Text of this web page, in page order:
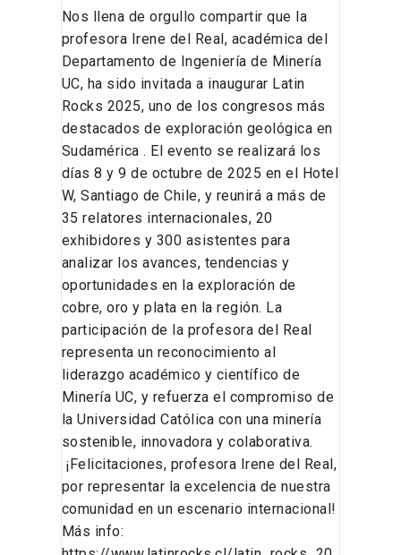
Nos llena de orgullo compartir que la
profesora Irene del Real, académica del
Departamento de Ingeniería de Minería
UC, ha sido invitada a inaugurar Latin
Rocks 2025, uno de los congresos más
destacados de exploración geológica en
Sudamérica . El evento se realizará los
días 8 y 9 de octubre de 2025 en el Hotel
W, Santiago de Chile, y reunirá a más de
35 relatores internacionales, 20
exhibidores y 300 asistentes para
analizar los avances, tendencias y
oportunidades en la exploración de
cobre, oro y plata en la región. La
participación de la profesora del Real
representa un reconocimiento al
liderazgo académico y científico de
Minería UC, y refuerza el compromiso de
la Universidad Católica con una minería
sostenible, innovadora y colaborativa.
¡Felicitaciones, profesora Irene del Real,
por representar la excelencia de nuestra
comunidad en un escenario internacional!
Más info: